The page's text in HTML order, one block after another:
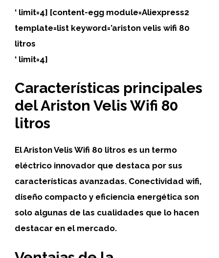
‘ limit=4] [content-egg module=Aliexpress2
template=list keyword=’ariston velis wifi 80
litros
‘ limit=4]
Características principales
del Ariston Velis Wifi 80
litros
El Ariston Velis Wifi 80 litros es un termo
eléctrico innovador que destaca por sus
características avanzadas. Conectividad wifi,
diseño compacto y eficiencia energética son
solo algunas de las cualidades que lo hacen
destacar en el mercado.